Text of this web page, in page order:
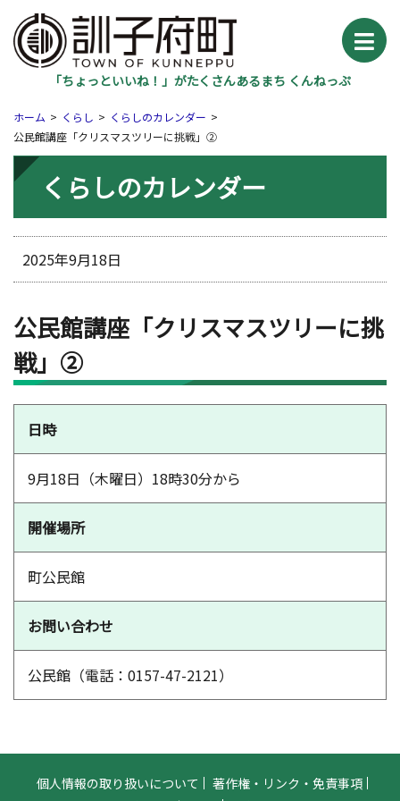
「ちょっといいね！」がたくさんあるまち くんねっぷ
ホーム くらし
くらしのカレンダー
公民館講座「クリスマスツリーに挑戦」②
くらしのカレンダー
2025年9月18日
公民館講座「クリスマスツリーに挑
戦」②
日時
9月18日（木曜日）18時30分から
開催場所
町公民館
お問い合わせ
公民館（電話：0157-47-2121）
個人情報の取り扱いについて
著作権・リンク・免責事項